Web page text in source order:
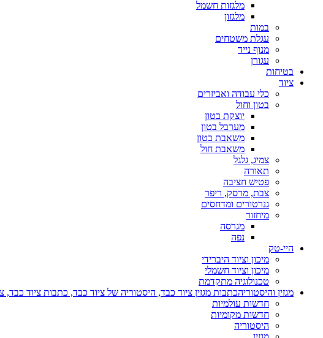
מלגזות חשמל
מלגזון
במות
עגלת משטחים
מנוף נייד
עגורן
בטיחות
ציוד
כלי עבודה ואביזרים
בטון וחול
יוצקת בטון
מערבל בטון
משאבת בטון
משאבת חול
צמיג, גלגל
תאורה
פטיש חציבה
צבת, מרסק, ריפר
גנרטורים ומדחסים
מיחזור
מגרסה
נפה
היי-טק
מיכון וציוד היברידי
מיכון וציוד חשמלי
טכנולוגיה מתקדמת
מגזין והיסטוריהכתבות מגזין ציוד כבד, היסטוריה של ציוד כבד, כתבות ציוד כבד,
חדשות עולמיות
חדשות מקומיות
היסטוריה